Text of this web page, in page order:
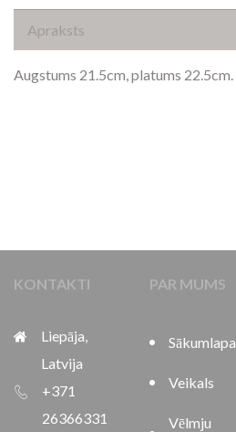
Apraksts
Augstums 21.5cm, platums 22.5cm.
KONTAKTI
Liepāja,
Latvija
+371
26366331
PAR MUMS
Sākumlapa
Veikals
Vēlmju